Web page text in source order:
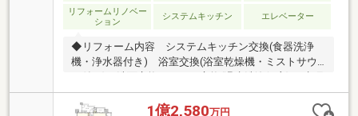
リフォームリノベー
ション
システムキッチン エレベーター
◆リフォーム内容 システムキッチン交換(食器洗浄
機・浄水器付き) 浴室交換(浴室乾燥機・ミストサウ
り床張替 フローリング新規張替／全クロス張替／エ
コカラット設置 建具交換／照明交換／給湯器（追焚
1億2,580万円